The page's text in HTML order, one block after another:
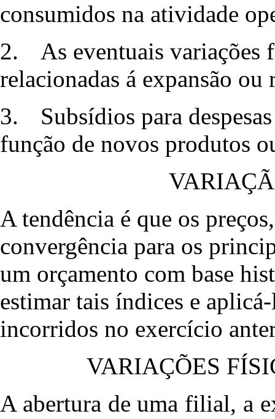
consumidos na atividade
2.
As eventuais variações
relacionadas á expansão ou
3.
Subsídios para
função de novos produtos
A tendência é que os
convergência para os
um orçamento com base
estimar tais índices e
incorridos no exercício
VARIAÇÕES
A abertura de uma filial, a